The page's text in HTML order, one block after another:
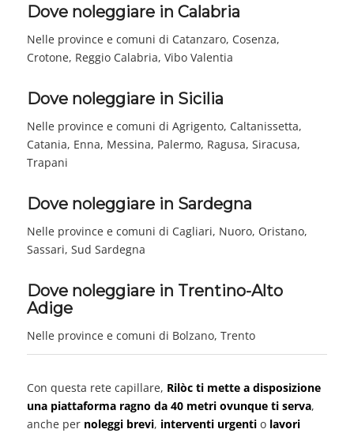
Dove noleggiare in Calabria
Nelle province e comuni di Catanzaro, Cosenza,
Crotone, Reggio Calabria, Vibo Valentia
Dove noleggiare in Sicilia
Nelle province e comuni di Agrigento, Caltanissetta,
Catania, Enna, Messina, Palermo, Ragusa, Siracusa,
Trapani
Dove noleggiare in Sardegna
Nelle province e comuni di Cagliari, Nuoro, Oristano,
Sassari, Sud Sardegna
Dove noleggiare in Trentino-Alto
Adige
Nelle province e comuni di Bolzano, Trento
Con questa rete capillare, Rilòc ti mette a disposizione
una piattaforma ragno da 40 metri ovunque ti serva,
anche per noleggi brevi, interventi urgentio lavori